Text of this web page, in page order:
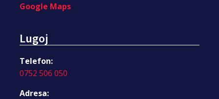
Google Maps
Lugoj
Telefon:
0752 506 050
Adresa: